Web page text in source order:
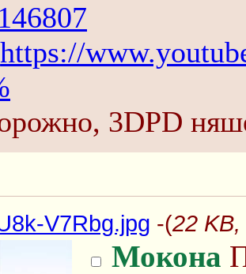
https://
3DPD
V7Rbg.jpg -(22
Мокона